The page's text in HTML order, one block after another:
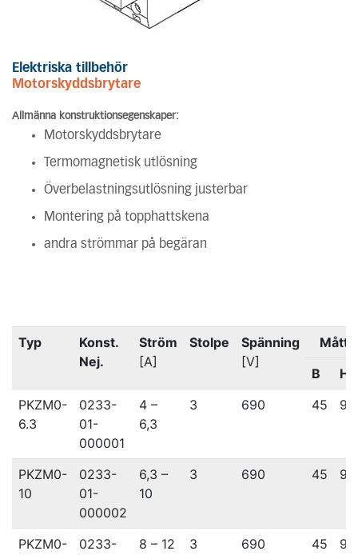
Elektriska tillbehör
Motorskyddsbrytare
Allmänna konstruktionsegenskaper:
Motorskyddsbrytare
Termomagnetisk utlösning
Överbelastningsutlösning justerbar
Montering på topphattskena
andra strömmar på begäran
Typ
Konst.
Nej.
Ström
[A]
Stolpe
Spänning
[V]
Mått
B
H
PKZM0-
6.3
0233-
01-
000001
4 –
6,3
3 690 45 93
PKZM0-
10
0233-
01-
000002
6,3 –
10
3 690 45 93
PKZM0-
0233-
8 – 12 3 690 45 93